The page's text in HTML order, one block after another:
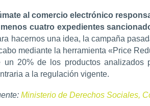
al comercio electrónico
cuatro expedientes
hacernos una idea, la campaña
mediante la herramienta «Price
un 20% de los productos analizados
a la regulación vigente.
Ministerio de Derechos Sociales,